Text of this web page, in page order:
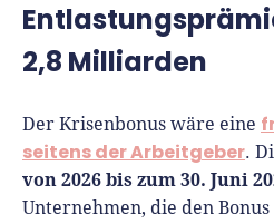
2,8 Milliarden
Der Krisenbonus wäre eine
seitens der Arbeitgeber.
von 2026 bis zum 30. Juni
Unternehmen, die den